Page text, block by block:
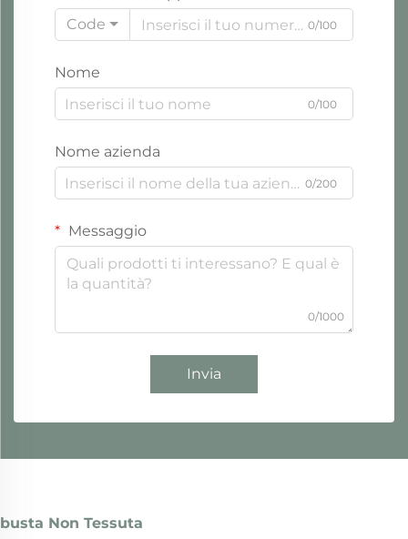
Code
0/100
Nome
0/100
Nome azienda
0/200
Messaggio
0/1000
Invia
busta Non Tessuta